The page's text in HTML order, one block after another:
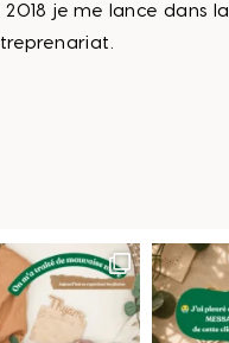
je me lance dans la